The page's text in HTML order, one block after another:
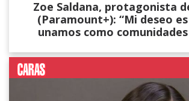
Zoe Saldana, protagonista
(Paramount+): “Mi deseo
unamos como